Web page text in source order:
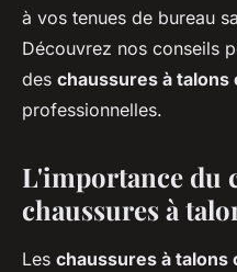
à vos tenues de bureau
Découvrez nos conseils
des chaussures à talons
professionnelles.
L'importance du
chaussures à
Les chaussures à talons